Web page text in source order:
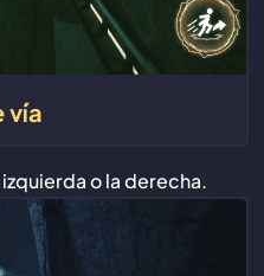
vía
izquierda o la derecha.